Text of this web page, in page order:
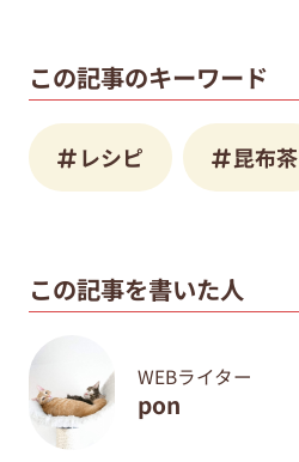
この記事のキーワード
レシピ 昆布茶
この記事を書いた人
WEBライター
pon